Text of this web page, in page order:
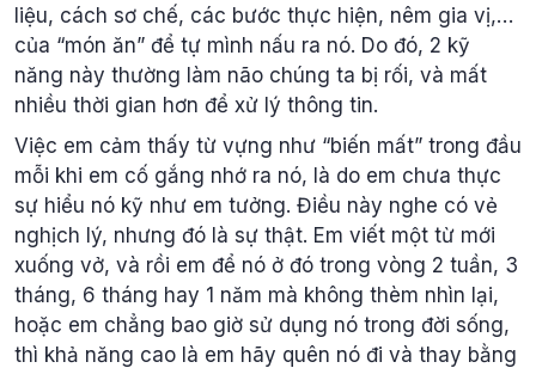
liệu, cách sơ chế, các bước thực hiện, nêm gia vị,…
của “món ăn” để tự mình nấu ra nó. Do đó, 2 kỹ
năng này thường làm não chúng ta bị rối, và mất
nhiều thời gian hơn để xử lý thông tin.
Việc em cảm thấy từ vựng như “biến mất” trong đầu
mỗi khi em cố gắng nhớ ra nó, là do em chưa thực
sự hiểu nó kỹ như em tưởng. Điều này nghe có vẻ
nghịch lý, nhưng đó là sự thật. Em viết một từ mới
xuống vở, và rồi em để nó ở đó trong vòng 2 tuần, 3
tháng, 6 tháng hay 1 năm mà không thèm nhìn lại,
hoặc em chẳng bao giờ sử dụng nó trong đời sống,
thì khả năng cao là em hãy quên nó đi và thay bằng